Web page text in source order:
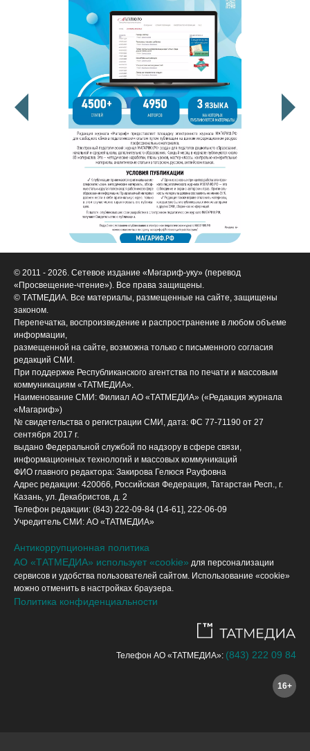
© 2011 - 2026. Сетевое издание «Мәгариф-уку» (перевод
«Просвещение-чтение»). Все права защищены.
© ТАТМЕДИА. Все материалы, размещенные на сайте, защищены
законом.
Перепечатка, воспроизведение и распространение в любом объеме
информации,
размещенной на сайте, возможна только с письменного согласия
редакций СМИ.
При поддержке Республиканского агентства по печати и массовым
коммуникациям «ТАТМЕДИА».
Наименование СМИ: Филиал АО «ТАТМЕДИА» («Редакция журнала
«Магариф»)
№ свидетельства о регистрации СМИ, дата: ФС 77-71190 от 27
сентября 2017 г.
выдано Федеральной службой по надзору в сфере связи,
информационных технологий и массовых коммуникаций
ФИО главного редактора: Закирова Гелюся Рауфовна
Адрес редакции: 420066, Российская Федерация, Татарстан Респ., г.
Казань, ул. Декабристов, д. 2
Телефон редакции: (843) 222-09-84 (14-61], 222-06-09
Учредитель СМИ: АО «ТАТМЕДИА»
Антикоррупционная политика
АО «ТАТМЕДИА» использует «cookie» для персонализации
сервисов и удобства пользователей сайтом. Использование «cookie»
можно отменить в настройках браузера.
Политика конфиденциальности
Телефон АО «ТАТМЕДИА»: (843) 222 09 84
16+